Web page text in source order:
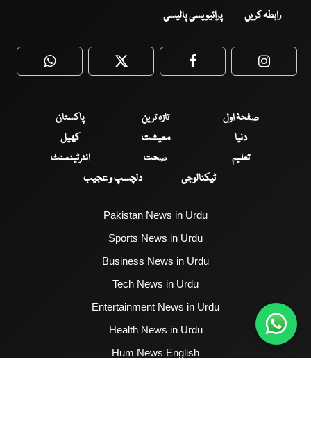
رابطہ کریں پرائیویسی پالیسی
WhatsApp Twitter Facebook
صفحۂ اول تازہ ترین
پاکستان
دنیا
معیشت
کھیل
تعلیم
صحت
انٹرٹینمنٹ
ٹیکنالوجی
دلچسپ و عجیب
Pakistan News in Urdu
Sports News in Urdu
Business News in Urdu
Tech News in Urdu
Entertainment News in Urdu
Health News in Urdu
Hum News English